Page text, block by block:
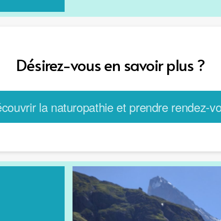
Désirez-vous en savoir plus ?
la naturopathie et prendre rendez-